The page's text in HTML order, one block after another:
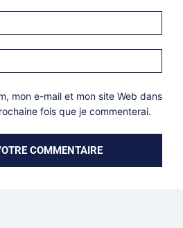
:*
mon e-mail et mon site Web dans
fois que je commenterai.